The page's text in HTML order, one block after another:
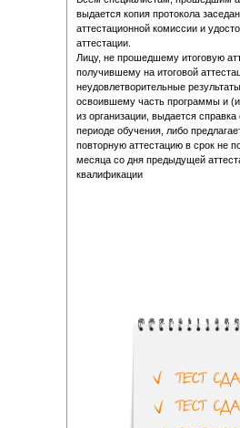
выдается копия протокола
аттестационной комиссии и
аттестации.
Лицу, не прошедшему итоговую
получившему на итоговой
неудовлетворительные
освоившему часть программы и
из организации, выдается
периоде обучения, либо
повторную аттестацию в срок не
месяца со дня предыдущей
квалификации